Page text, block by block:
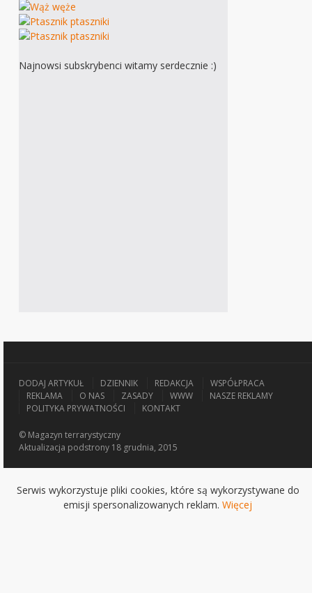
Najnowsi subskrybenci witamy serdecznie :)
DODAJ ARTYKUŁ DZIENNIK REDAKCJA
WSPÓŁPRACA
REKLAMA
O NAS ZASADY WWW
NASZE REKLAMY
POLITYKA PRYWATNOŚCI
KONTAKT
© Magazyn terrarystyczny
Aktualizacja podstrony 18 grudnia, 2015
Serwis wykorzystuje pliki cookies, które są wykorzystywane do
emisji spersonalizowanych reklam. Więcej